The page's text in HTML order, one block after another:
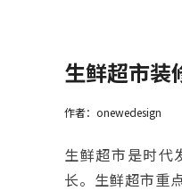
生鲜超市装
作者：onewedesign
生鲜超市是时代
长。生鲜超市重